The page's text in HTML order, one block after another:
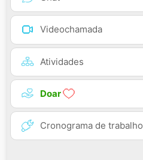
Videochamada
Atividades
Doar
Cronograma de trabalho